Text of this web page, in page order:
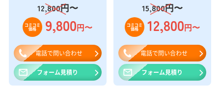
12,800円〜
コミコミ
価格 9,800円〜
電話で問い合わせ
フォーム見積り
15,800円〜
コミコミ
価格 12,800円〜
電話で問い合わせ
フォーム見積り